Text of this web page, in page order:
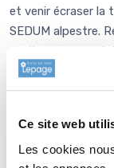
Ce site web
Les cookies
et venir écraser la
SEDUM alpestre.
sortie
de paille (lin ou
équilibrer votre
de sol. Les
secs en terrains